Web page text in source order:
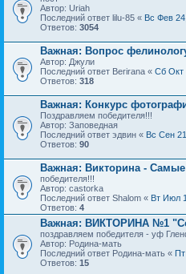
Автор: Uriah
Последний ответ lilu-85 « Вс Фев
Ответов: 3054
Важная: Вопрос
Автор: Джули
Последний ответ Berirana « Сб Окт
Ответов: 318
Важная: Конкурс
Поздравляем победителя!!!
Автор: Заповедная
Последний ответ эдвин « Вс Сен
Ответов: 90
Важная: Викторина -
победителя!!!
Автор: castorka
Последний ответ Shalom « Вт Июл
Ответов: 4
Важная: ВИКТОРИНА №1
поздравляем победителя - уф
Автор: Родина-мать
Последний ответ Родина-мать «
Ответов: 15